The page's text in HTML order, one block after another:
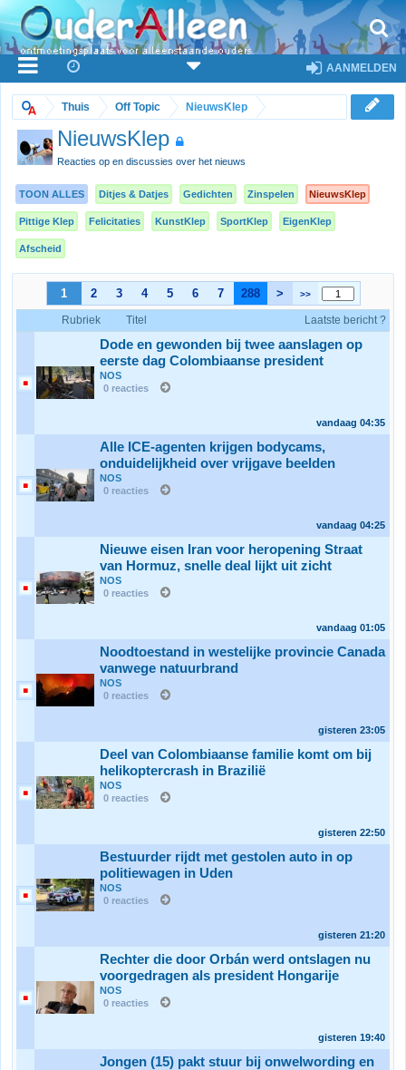
AANMELDEN
Thuis Off Topic NieuwsKlep
NieuwsKlep
Reacties op en discussies over het nieuws
TOON ALLES Ditjes & Datjes Gedichten Zinspelen NieuwsKlep
Pittige Klep Felicitaties KunstKlep SportKlep EigenKlep
Afscheid
1 2 3 4 5 6 7 288 > >>
Rubriek Titel Laatste bericht ?
Dode en gewonden bij twee aanslagen op
eerste dag Colombiaanse president
NOS
0 reacties
vandaag 04:35
Alle ICE-agenten krijgen bodycams,
onduidelijkheid over vrijgave beelden
NOS
0 reacties
vandaag 04:25
Nieuwe eisen Iran voor heropening Straat
van Hormuz, snelle deal lijkt uit zicht
NOS
0 reacties
vandaag 01:05
Noodtoestand in westelijke provincie Canada
vanwege natuurbrand
NOS
0 reacties
gisteren 23:05
Deel van Colombiaanse familie komt om bij
helikoptercrash in Brazilië
NOS
0 reacties
gisteren 22:50
Bestuurder rijdt met gestolen auto in op
politiewagen in Uden
NOS
0 reacties
gisteren 21:20
Rechter die door Orbán werd ontslagen nu
voorgedragen als president Hongarije
NOS
0 reacties
gisteren 19:40
Jongen (15) pakt stuur bij onwelwording en